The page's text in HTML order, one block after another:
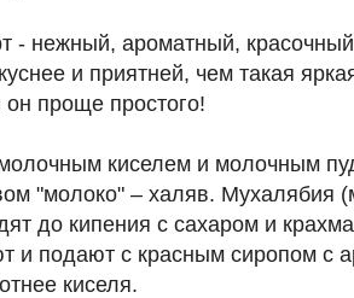
- нежный, ароматный,
и приятней, чем такая
проще простого!
киселем и молочным
"молоко" – халяв. Мухалябия
до кипения с сахаром и
и подают с красным сиропом с
киселя.